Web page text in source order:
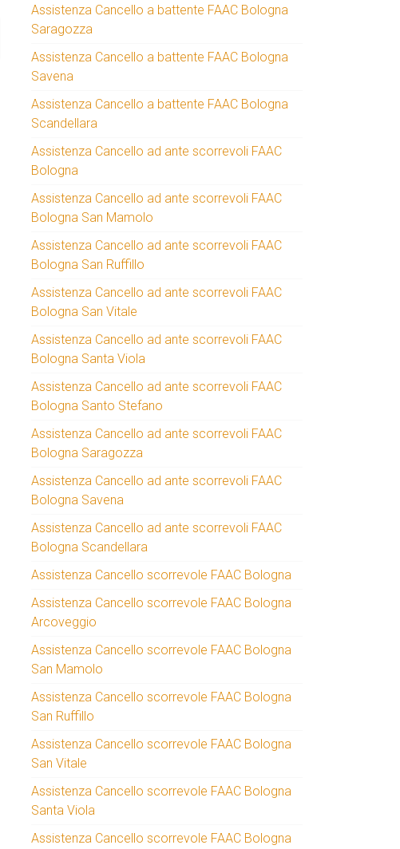
Assistenza Cancello a battente FAAC Bologna
Saragozza
Assistenza Cancello a battente FAAC Bologna
Savena
Assistenza Cancello a battente FAAC Bologna
Scandellara
Assistenza Cancello ad ante scorrevoli FAAC
Bologna
Assistenza Cancello ad ante scorrevoli FAAC
Bologna San Mamolo
Assistenza Cancello ad ante scorrevoli FAAC
Bologna San Ruffillo
Assistenza Cancello ad ante scorrevoli FAAC
Bologna San Vitale
Assistenza Cancello ad ante scorrevoli FAAC
Bologna Santa Viola
Assistenza Cancello ad ante scorrevoli FAAC
Bologna Santo Stefano
Assistenza Cancello ad ante scorrevoli FAAC
Bologna Saragozza
Assistenza Cancello ad ante scorrevoli FAAC
Bologna Savena
Assistenza Cancello ad ante scorrevoli FAAC
Bologna Scandellara
Assistenza Cancello scorrevole FAAC Bologna
Assistenza Cancello scorrevole FAAC Bologna
Arcoveggio
Assistenza Cancello scorrevole FAAC Bologna
San Mamolo
Assistenza Cancello scorrevole FAAC Bologna
San Ruffillo
Assistenza Cancello scorrevole FAAC Bologna
San Vitale
Assistenza Cancello scorrevole FAAC Bologna
Santa Viola
Assistenza Cancello scorrevole FAAC Bologna